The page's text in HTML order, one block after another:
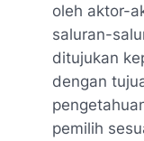
oleh aktor-
saluran-
ditujukan
dengan
pemilih